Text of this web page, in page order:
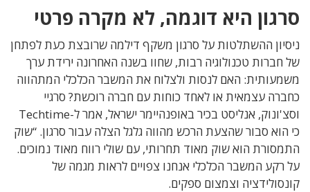
סרגון היא דוגמה, לא מקרה פרטי
ניסיון ההשתלטות על סרגון משקף דילמה שרובצת כעת לפתחן
של חברות טכנולוגיה רבות, שחוו בשנה האחרונה ירידת ערך
משמעותית: האם לנסות ולצלוח את המשבר הכלכלי המתהווה
כחברה עצמאית או לאחד כוחות עם חברה רוכשת? סרגיי
וסצ'ונוק, אנליסט בכיר באופנהיימר ישראל, אמר ל-Techtime
כי הוא סבור שהצעת הרכש מהווה גלגל הצלה עבור סרגון. “שוק
התמסורת הוא שוק מאוד תחרותי, עם שולי רווח מאוד נמוכים.
על רקע המשבר הכלכלי אנחנו צפויים לראות מגמה של
קונסולידציה וצמצום ספקים.